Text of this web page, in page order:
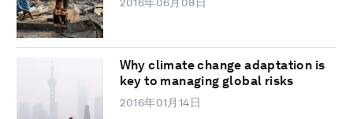
2016年06月08日
Why climate change adaptation is
key to managing global risks
2016年01月14日